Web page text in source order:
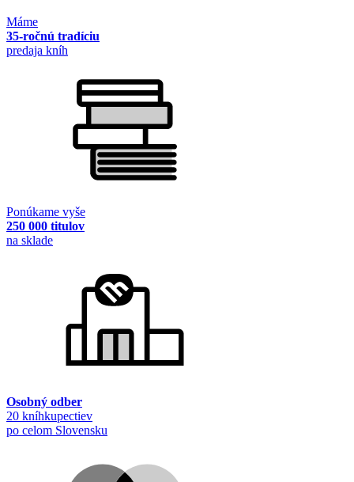
Máme
35-ročnú tradíciu
predaja kníh
Ponúkame vyše
250 000 titulov
na sklade
Osobný odber
20 kníhkupectiev
po celom Slovensku